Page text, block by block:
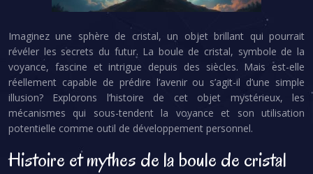
Imaginez une sphère de cristal, un objet brillant qui pourrait
révéler les secrets du futur. La boule de cristal, symbole de la
voyance, fascine et intrigue depuis des siècles. Mais est-elle
réellement capable de prédire l’avenir ou s’agit-il d’une simple
illusion? Explorons l’histoire de cet objet mystérieux, les
mécanismes qui sous-tendent la voyance et son utilisation
potentielle comme outil de développement personnel.
Histoire et mythes de la boule de cristal